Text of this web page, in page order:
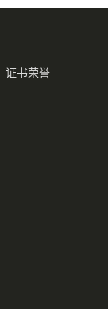
证书荣誉